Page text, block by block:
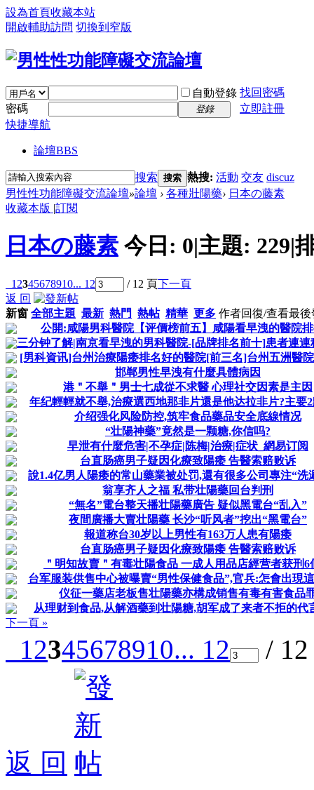
設為首頁收藏本站
開啟輔助訪問 切換到窄版
自動登錄 找回密碼
密碼
登錄
立即註冊
快捷導航
論壇BBS
搜索 搜索 熱搜: 活動 交友 discuz
男性性功能障礙交流論壇»論壇 › 各種壯陽藥› 日本の藤素
收藏本版 |訂閱
日本の藤素 今日: 0|主題: 229|
1 2345678910... 12 / 12 頁下一頁
返 回
新窗 全部主題 最新 熱門 熱帖 精華 更多 作者回復/查看最後
公開:咸陽男科醫院【评價榜前五】咸陽看早洩的醫院
三分钟了解|南京看早洩的男科醫院-[品牌排名前十]患者連連
[男科資讯]台州治療陽痿排名好的醫院[前三名]台州五洲醫
邯郸男性早洩有什麼具體病因
港＂不舉＂男士七成從不求醫 心理社交因素是主因
年纪輕輕就不舉,治療選西地那非片還是他达拉非片?主要
介绍强化风险防控,筑牢食品藥品安全底線情况
“壮陽神藥”竟然是一颗糖,你信吗?
早泄有什麼危害|不孕症|陈梅|治療|症状_網易订阅
台直肠癌男子疑因化療致陽痿 告醫索赔败诉
說1.4亿男人陽痿的常山藥業被处罚,還有很多公司專注“洗
翁享齐人之福 私带壮陽藥回台判刑
“無名”電台整天播壮陽藥廣告 疑似黑電台“乱入”
夜間廣播大賣壮陽藥 长沙“听风者”挖出“黑電台”
報道称台30岁以上男性有163万人患有陽痿
台直肠癌男子疑因化療致陽痿 告醫索赔败诉
＂明知故賣＂有毒壮陽食品 一成人用品店經营者获刑6
台军服装供售中心被曝賣“男性保健食品”,官兵:怎會出現
仪征一藥店老板售壮陽藥亦構成销售有毒有害食品
从理财到食品,从解酒藥到壮陽糖,胡军成了来者不拒的代
下一頁 »
12345678910... 12 /
返 回